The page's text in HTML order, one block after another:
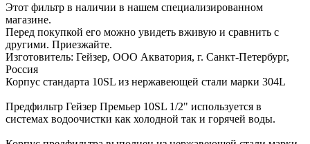
Этот фильтр в наличии в нашем специализированном
магазине.
Перед покупкой его можно увидеть вживую и сравнить с
другими. Приезжайте.
Изготовитель: Гейзер, ООО Акватория, г. Санкт-Петербург,
Россия
Корпус стандарта 10SL из нержавеющей стали марки 304L
Предфильтр Гейзер Премьер 10SL 1/2" используется в
системах водоочистки как холодной так и горячей воды.